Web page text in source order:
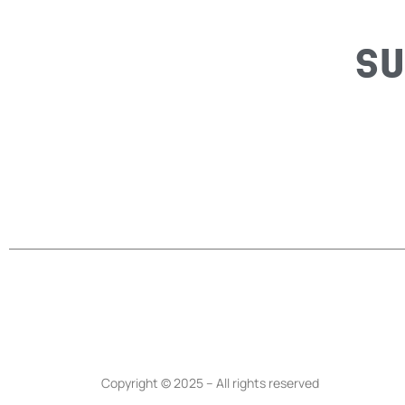
Copyright © 2025 – All rights reserved